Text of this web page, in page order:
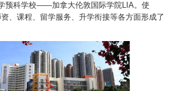
预科学校——加拿大伦敦国际学院LIA。使
、课程、留学服务、升学衔接等各方面形成了